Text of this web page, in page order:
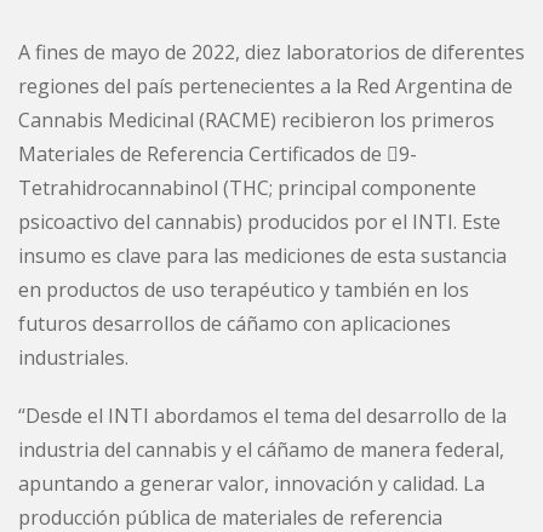
A fines de mayo de 2022, diez laboratorios de diferentes
regiones del país pertenecientes a la Red Argentina de
Cannabis Medicinal (RACME) recibieron los primeros
Materiales de Referencia Certificados de 9-
Tetrahidrocannabinol (THC; principal componente
psicoactivo del cannabis) producidos por el INTI. Este
insumo es clave para las mediciones de esta sustancia
en productos de uso terapéutico y también en los
futuros desarrollos de cáñamo con aplicaciones
industriales.
“Desde el INTI abordamos el tema del desarrollo de la
industria del cannabis y el cáñamo de manera federal,
apuntando a generar valor, innovación y calidad. La
producción pública de materiales de referencia